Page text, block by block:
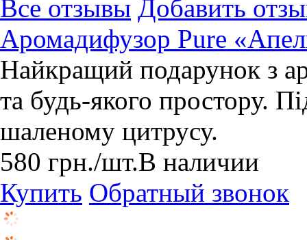
Все отзывы Добавить
Аромадифузор Pure
Найкращий подарунок з
та будь-якого простору.
шаленому цитрусу.
580 грн./шт.В наличии
Купить Обратный звонок